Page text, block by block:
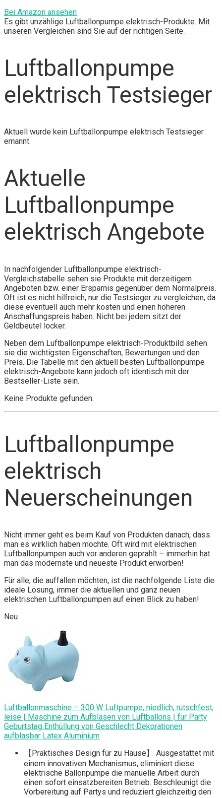
Bei Amazon ansehen
Es gibt unzählige Luftballonpumpe elektrisch-Produkte. Mit
unseren Vergleichen sind Sie auf der richtigen Seite.
Luftballonpumpe
elektrisch Testsieger
Aktuell wurde kein Luftballonpumpe elektrisch Testsieger
ernannt.
Aktuelle
Luftballonpumpe
elektrisch Angebote
In nachfolgender Luftballonpumpe elektrisch-
Vergleichstabelle sehen sie Produkte mit derzeitigem
Angeboten bzw. einer Ersparnis gegenüber dem Normalpreis.
Oft ist es nicht hilfreich, nur die Testsieger zu vergleichen, da
diese eventuell auch mehr kosten und einen höheren
Anschaffungspreis haben. Nicht bei jedem sitzt der
Geldbeutel locker.
Neben dem Luftballonpumpe elektrisch-Produktbild sehen
sie die wichtigsten Eigenschaften, Bewertungen und den
Preis. Die Tabelle mit den aktuell besten Luftballonpumpe
elektrisch-Angebote kann jedoch oft identisch mit der
Bestseller-Liste sein.
Keine Produkte gefunden.
Luftballonpumpe
elektrisch
Neuerscheinungen
Nicht immer geht es beim Kauf von Produkten danach, dass
man es wirklich haben möchte. Oft wird mit elektrischen
Luftballonpumpen auch vor anderen geprahlt – immerhin hat
man das modernste und neueste Produkt erworben!
Für alle, die auffallen möchten, ist die nachfolgende Liste die
ideale Lösung, immer die aktuellen und ganz neuen
elektrischen Luftballonpumpen auf einen Blick zu haben!
Neu
Luftballonmaschine – 300 W Luftpumpe, niedlich, rutschfest,
leise | Maschine zum Aufblasen von Luftballons | für Party
Geburtstag Enthüllung von Geschlecht Dekorationen
aufblasbar Latex Aluminium
【Praktisches Design für zu Hause】 Ausgestattet mit
einem innovativen Mechanismus, eliminiert diese
elektrische Ballonpumpe die manuelle Arbeit durch
einen sofort einsatzbereiten Betrieb. Beschleunigt die
Vorbereitung auf Partys und reduziert gleichzeitig den